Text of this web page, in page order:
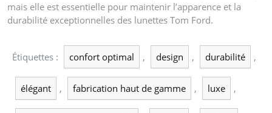
mais elle est essentielle pour maintenir l’apparence et la
durabilité exceptionnelles des lunettes Tom Ford.
Étiquettes : confort optimal , design , durabilité ,
élégant , fabrication haut de gamme , luxe ,